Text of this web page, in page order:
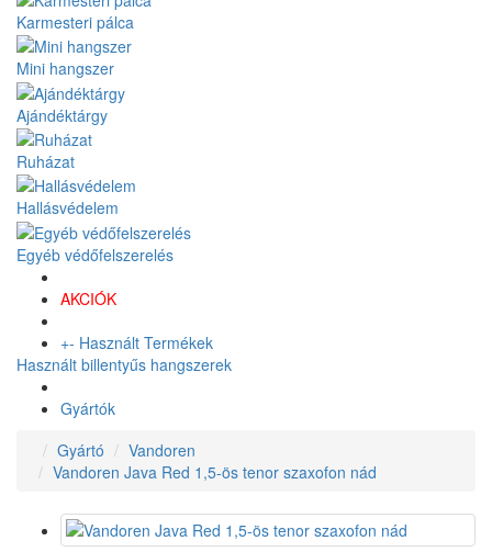
Karmesteri pálca
Mini hangszer
Ajándéktárgy
Ruházat
Hallásvédelem
Egyéb védőfelszerelés
AKCIÓK
+- Használt Termékek
Használt billentyűs hangszerek
Gyártók
Gyártó
Vandoren
Vandoren Java Red 1,5-ös tenor szaxofon nád